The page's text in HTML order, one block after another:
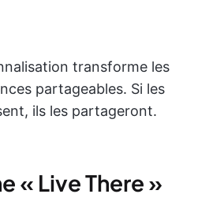
transforme les
partageables. Si les
ils les partageront.
« Live There »